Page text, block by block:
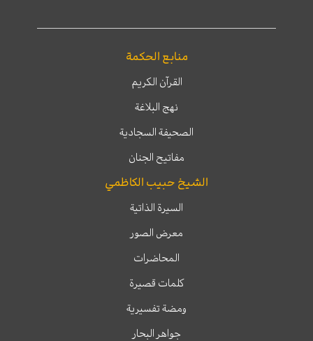
منابع الحكمة
القرآن الكريم
نهج البلاغة
الصحيفة السجادية
مفاتيح الجنان
الشيخ حبيب الكاظمي
السيرة الذاتية
معرض الصور
المحاضرات
كلمات قصيرة
ومضة تفسيرية
جواهر البحار